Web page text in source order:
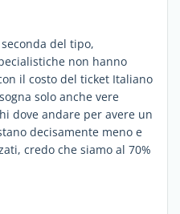
del tipo,
non hanno
il costo del ticket Italiano
solo anche vere
dove andare per avere un
decisamente meno e
credo che siamo al 70%